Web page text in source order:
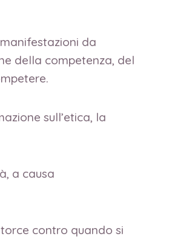
da
della competenza, del
sull’etica, la
a causa
contro quando si